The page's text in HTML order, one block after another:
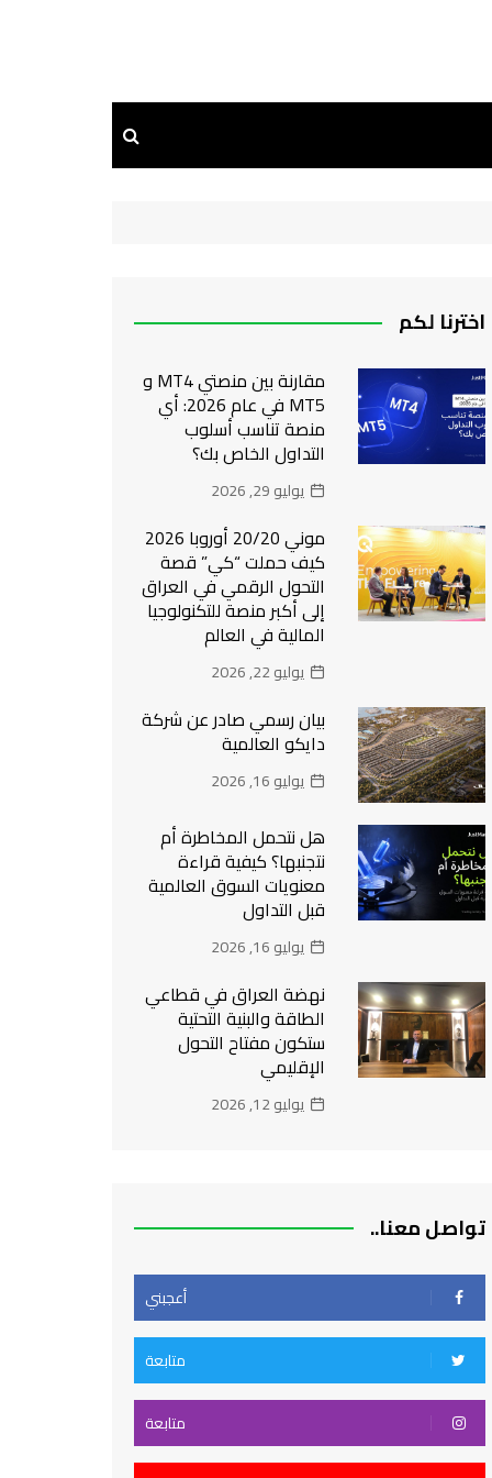
اخترنا لكم
مقارنة بين منصتي MT4 و
MT5 في عام 2026: أي
منصة تناسب أسلوب
التداول الخاص بك؟
يوليو 29, 2026
موني 20/20 أوروبا 2026
كيف حملت “كي” قصة
التحول الرقمي في العراق
إلى أكبر منصة للتكنولوجيا
المالية في العالم
يوليو 22, 2026
بيان رسمي صادر عن شركة
دايكو العالمية
يوليو 16, 2026
هل نتحمل المخاطرة أم
نتجنبها؟ كيفية قراءة
معنويات السوق العالمية
قبل التداول
يوليو 16, 2026
نهضة العراق في قطاعي
الطاقة والبنية التحتية
ستكون مفتاح التحول
الإقليمي
يوليو 12, 2026
تواصل معنا..
أعجبني
متابعة
متابعة